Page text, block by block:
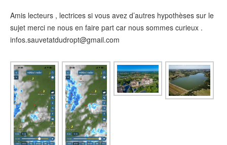
Amis lecteurs , lectrices si vous avez d’autres hypothèses sur le
sujet merci ne nous en faire part car nous sommes curieux .
infos.sauvetatdudropt@gmail.com